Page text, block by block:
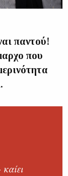
παντού!
που